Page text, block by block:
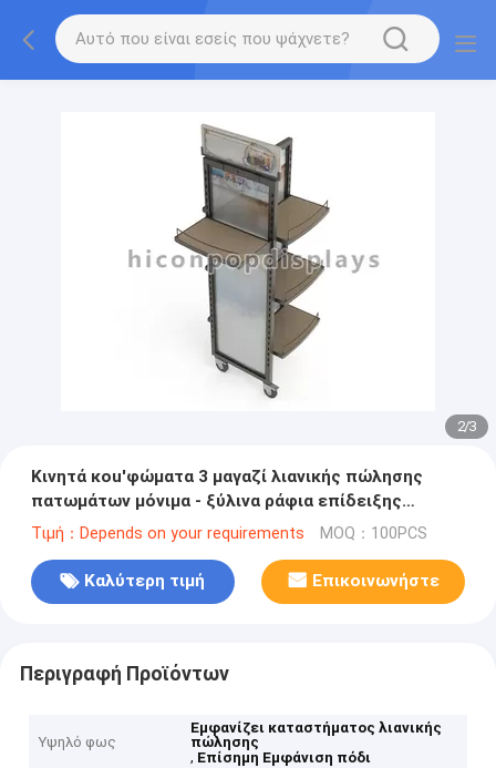
2/3
Κινητά κοu'φώματα 3 μαγαζί λιανικής πώλησης
πατωμάτων μόνιμα - ξύλινα ράφια επίδειξης
παιχνιδιών τρόπων
Τιμή：Depends on your requirements MOQ：100PCS
Καλύτερη τιμή Επικοινωνήστε
Περιγραφή Προϊόντων
Υψηλό φως
Εμφανίζει καταστήματος λιανικής
πώλησης
, Επίσημη Εμφάνιση πόδι